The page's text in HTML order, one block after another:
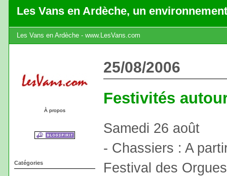
Les Vans en Ardèche, un
Les Vans en Ardèche - www.LesVans.com
À propos
Catégories
25/08/2006
Festivités
Samedi 26 août
- Chassiers : A
Festival des